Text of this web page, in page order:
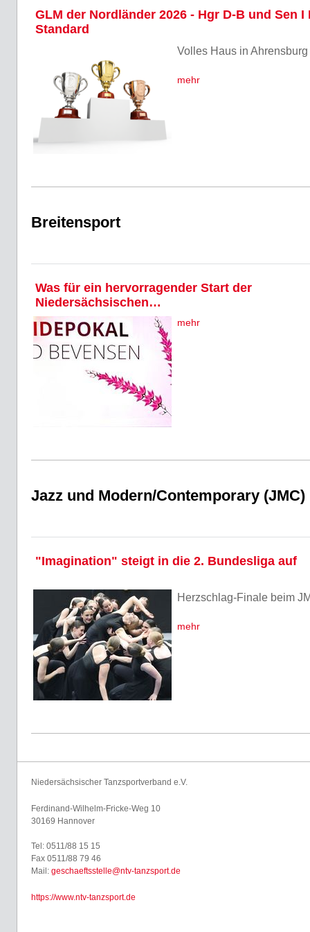
GLM der Nordländer 2026 - Hgr D-B und Sen I
Standard
Volles Haus in Ahrensburg
mehr
Breitensport
Was für ein hervorragender Start der
Niedersächsischen…
mehr
Jazz und Modern/Contemporary (JMC)
"Imagination" steigt in die 2. Bundesliga auf
Herzschlag-Finale beim
mehr
Niedersächsischer Tanzsportverband e.V.
Ferdinand-Wilhelm-Fricke-Weg 10
30169 Hannover
Tel: 0511/88 15 15
Fax 0511/88 79 46
Mail: geschaeftsstelle@ntv-tanzsport.de
https://www.ntv-tanzsport.de